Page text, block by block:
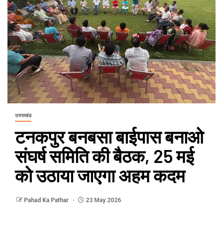
उत्तराखंड
टनकपुर बनबसा बाईपास बनाओ
संघर्ष समिति की बैठक, 25 मई
को उठाया जाएगा अहम कदम
Pahad Ka Pathar 23 May 2026